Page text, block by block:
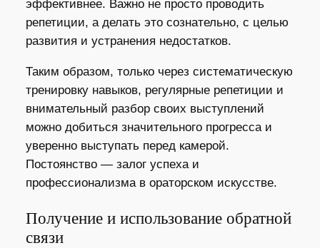
эффективнее. Важно не просто проводить
репетиции, а делать это сознательно, с целью
развития и устранения недостатков.
Таким образом, только через систематическую
тренировку навыков, регулярные репетиции и
внимательный разбор своих выступлений
можно добиться значительного прогресса и
уверенно выступать перед камерой.
Постоянство — залог успеха и
профессионализма в ораторском искусстве.
Получение и использование обратной
связи